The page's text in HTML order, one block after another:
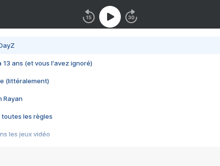
13 ans (et vous l'avez ignoré)
(littéralement)
Rayan
toutes les règles
les jeux vidéo